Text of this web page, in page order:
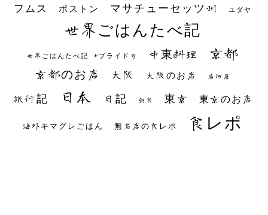
フムス ボストン マサチューセッツ州 ユダヤ
世界ごはんたべ記
世界ごはんたべ記 #プライド号 中東料理 京都
京都のお店 大阪 大阪のお店 居酒屋
旅行記 日本 日記 朝食 東京 東京のお店
海外キマグレごはん 無名店の食レポ 食レポ